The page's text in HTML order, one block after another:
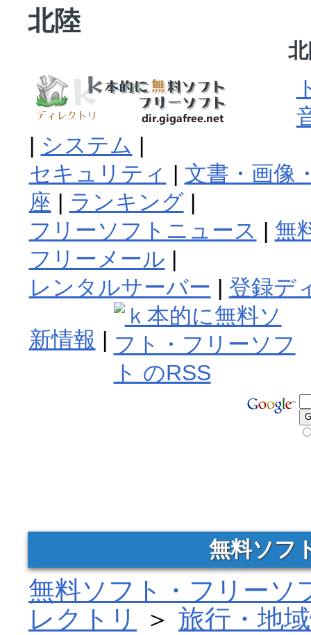
北陸
| システム |
セキュリティ | 文書・画像
座 | ランキング|
フリーソフトニュース | 無
フリーメール |
レンタルサーバー | 登録デ
新情報 |
無料ソフ
無料ソフト・フリーソ
レクトリ
＞ 旅行・地